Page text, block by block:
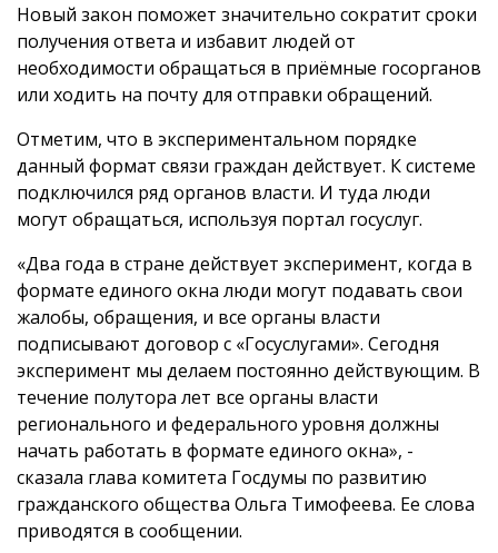
Новый закон поможет значительно сократит сроки
получения ответа и избавит людей от
необходимости обращаться в приёмные госорганов
или ходить на почту для отправки обращений.
Отметим, что в экспериментальном порядке
данный формат связи граждан действует. К системе
подключился ряд органов власти. И туда люди
могут обращаться, используя портал госуслуг.
«Два года в стране действует эксперимент, когда в
формате единого окна люди могут подавать свои
жалобы, обращения, и все органы власти
подписывают договор с «Госуслугами». Сегодня
эксперимент мы делаем постоянно действующим. В
течение полутора лет все органы власти
регионального и федерального уровня должны
начать работать в формате единого окна», -
сказала глава комитета Госдумы по развитию
гражданского общества Ольга Тимофеева. Ее слова
приводятся в сообщении.